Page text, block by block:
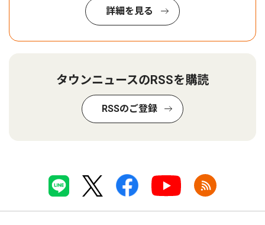
詳細を見る
タウンニュースのRSSを購読
RSSのご登録